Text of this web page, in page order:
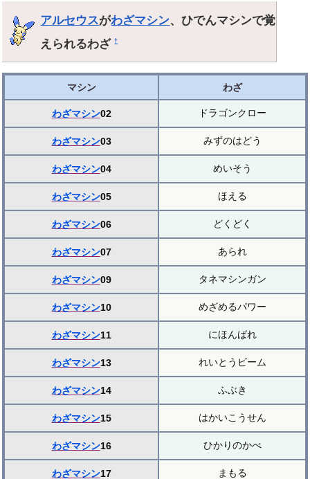
アルセウスがわざマシン、ひでんマシンで覚
えられるわざ†
マシン わざ
わざマシン02 ドラゴンクロー
わざマシン03 みずのはどう
わざマシン04 めいそう
わざマシン05 ほえる
わざマシン06 どくどく
わざマシン07 あられ
わざマシン09 タネマシンガン
わざマシン10 めざめるパワー
わざマシン11 にほんばれ
わざマシン13 れいとうビーム
わざマシン14 ふぶき
わざマシン15 はかいこうせん
わざマシン16 ひかりのかべ
わざマシン17 まもる